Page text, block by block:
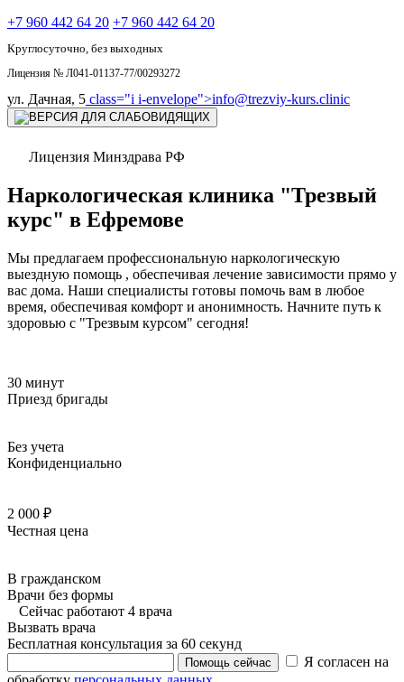
+7 960 442 64 20 +7 960 442 64 20
Круглосуточно, без выходных
Лицензия № Л041-01137-77/00293272
ул. Дачная, 5 class="i i-envelope">info@trezviy-kurs.clinic
Лицензия Минздрава РФ
Наркологическая клиника "Трезвый
курс" в Ефремове
Мы предлагаем профессиональную наркологическую
выездную помощь , обеспечивая лечение зависимости прямо у
вас дома. Наши специалисты готовы помочь вам в любое
время, обеспечивая комфорт и анонимность. Начните путь к
здоровью с "Трезвым курсом" сегодня!
30 минут
Приезд бригады
Без учета
Конфиденциально
2 000 ₽
Честная цена
В гражданском
Врачи без формы
Сейчас работают 4 врача
Вызвать врача
Бесплатная консультация за 60 секунд
Помощь сейчас
Я согласен на